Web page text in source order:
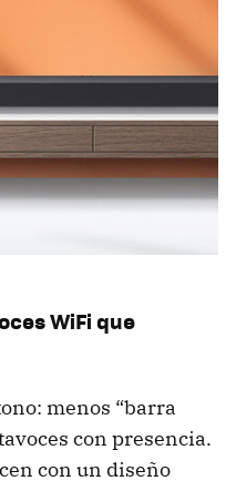
WiFi que
menos “barra
con presencia.
con un diseño